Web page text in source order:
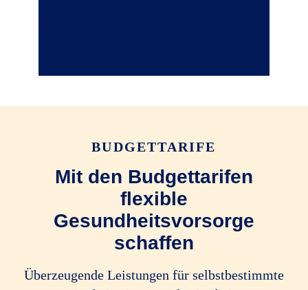
BUDGETTARIFE
Mit den Budgettarifen
flexible
Gesundheitsvorsorge
schaffen
Überzeugende Leistungen für selbstbestimmte